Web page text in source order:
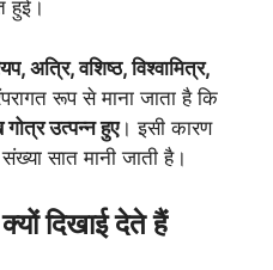
हुई।
अत्रि, वशिष्ठ, विश्वामित्र,
रूप से माना जाता है कि
उत्पन्न हुए। इसी कारण
सात मानी जाती है।
दिखाई देते हैं